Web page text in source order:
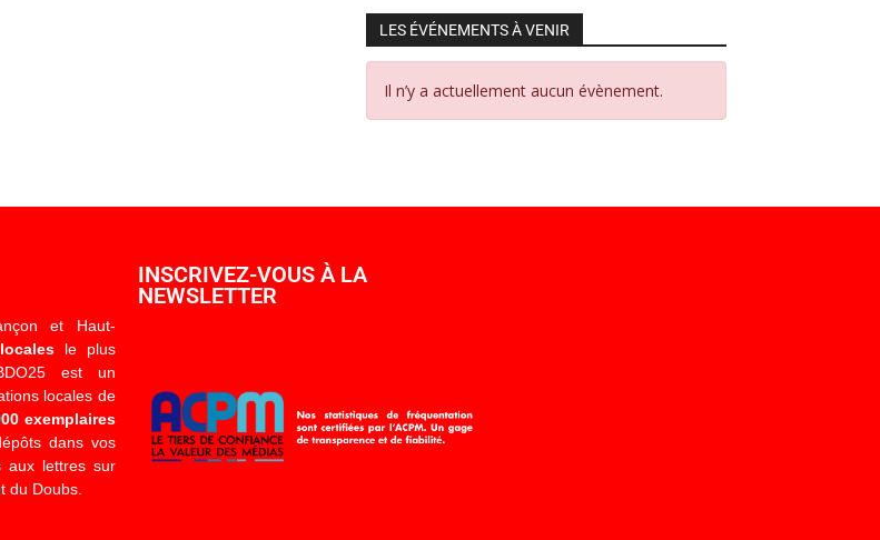
LES ÉVÉNEMENTS À VENIR
Il n’y a actuellement aucun évènement.
et Haut-
le plus
est un
locales de
exemplaires
dans vos
aux lettres sur
du Doubs.
INSCRIVEZ-VOUS À LA
NEWSLETTER